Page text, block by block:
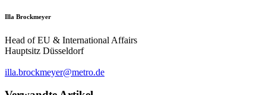
Illa Brockmeyer
Head of EU & International Affairs
Hauptsitz Düsseldorf
illa.brockmeyer@metro.de